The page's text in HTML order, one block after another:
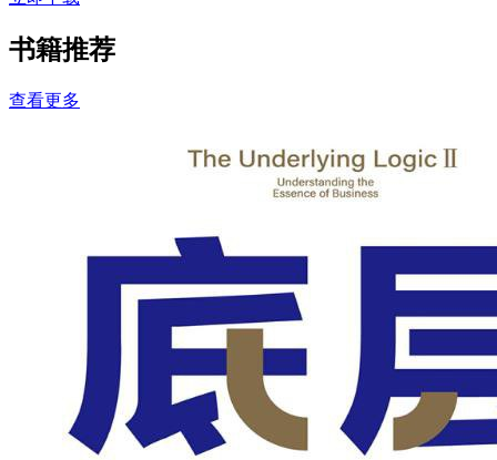
书籍推荐
查看更多